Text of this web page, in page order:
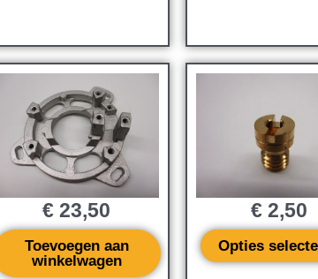
€ 23,50
Toevoegen aan
winkelwagen
€ 2,50
Opties